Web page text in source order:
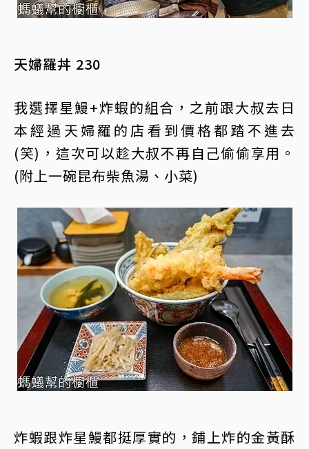
天婦羅丼 230
我選擇星鰻+炸蝦的組合，之前跟大叔去日
本經過天婦羅的店看到價格都踏不進去
(笑)，這次可以趁大叔不再自己偷偷享用。
(附上一碗昆布柴魚湯、小菜)
炸蝦跟炸星鰻都挺厚實的，鋪上炸的金黃酥